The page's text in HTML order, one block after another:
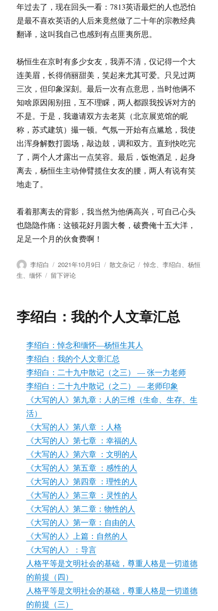
年过去了，现在回头一看：7813英语最烂的人也恐怕
是最不喜欢英语的人后来竟然做了二十年的宗教经典
翻译，这叫我自己也感到有点匪夷所思。
杨恒生在京时有多少女友，我弄不清，仅记得一个大
连美眉，长得俏丽甜美，笑起来尤其可爱。只见过两
三次，但印象深刻。最后一次有点意思，当时他俩不
知啥原因闹别扭，互不理睬，两人都跟我投诉对方的
不是。于是，我邀请双方去老莫（北京展览馆的昵
称，苏式建筑）撮一顿。气氛一开始有点尴尬，我使
出浑身解数打圆场，敲边鼓，调和双方。直到快吃完
了，两个人才露出一点笑容。最后，饭饱酒足，起身
离去，杨恒生主动伸臂揽住女友的腰，两人有说有笑
地走了。
看着那离去的背影，我当然为他俩高兴，可自己心头
也隐隐作痛：这顿花好月圆大餐，破费俺十五大洋，
足足一个月的伙食费啊！
作
者
李绍白
发
布
2021年10月9日
分
散文杂记
标
悼念、李绍白、杨恒
生、缅怀
于
悼
念
缅
怀
—
杨
恒
生
其
留下评论
李绍白：我的个人文章汇总
李绍白：悼念和缅怀—杨恒生其人
李绍白：我的个人文章汇总
李绍白：二十九中散记（之三） — 张一力老师
李绍白：二十九中散记（之二） — 老师印象
《大写的人》第九章：人的三维（生命、生存、生
活）
《大写的人》第八章 ：人格
《大写的人》第七章 ：幸福的人
《大写的人》第六章 ：文明的人
《大写的人》第五章 ：感性的人
《大写的人》第四章 ：理性的人
《大写的人》第三章 ：灵性的人
《大写的人》第二章：物性的人
《大写的人》第一章：自由的人
《大写的人》上篇：自然的人
《大写的人》：导言
人格平等是文明社会的基础，尊重人格是一切道德
的前提（四）
人格平等是文明社会的基础，尊重人格是一切道德
的前提（三）